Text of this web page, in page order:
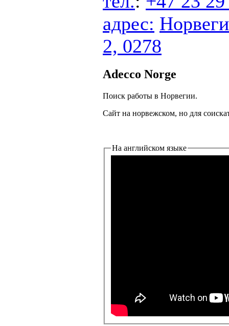
адрес:
2, 0278
Adecco Norge
Поиск работы в Норвегии.
Сайт на норвежском, но для
На английском языке